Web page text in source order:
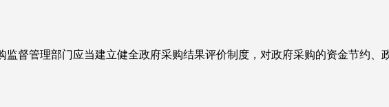
督管理部门应当建立健全政府采购结果评价制度，对政府采购的资金节约、